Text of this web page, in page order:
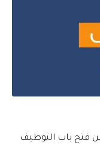
فتح باب التوظيف